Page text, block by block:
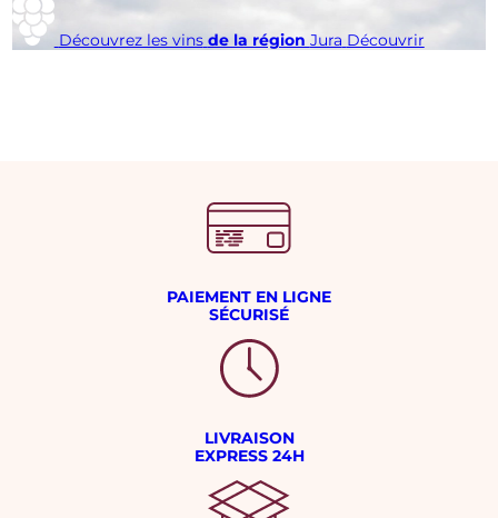
Découvrez les vins de la région Jura Découvrir
PAIEMENT EN LIGNE
SÉCURISÉ
LIVRAISON
EXPRESS 24H